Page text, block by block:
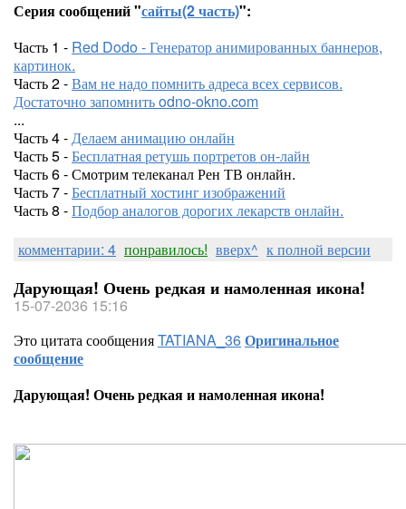
Серия сообщений "сайты(2 часть)":
Часть 1 - Red Dodo - Генератор анимированных баннеров,
картинок.
Часть 2 -Вам не надо помнить адреса всех сервисов.
Достаточно запомнить odno-okno.com
...
Часть 4 -Делаем анимацию онлайн
Часть 5 -Бесплатная ретушь портретов он-лайн
Часть 6 - Смотрим телеканал Рен ТВ онлайн.
Часть 7 -Бесплатный хостинг изображений
Часть 8 -Подбор аналогов дорогих лекарств онлайн.
комментарии: 4 понравилось! вверх^ к полной версии
Дарующая! Очень редкая и намоленная икона!
15-07-2036 15:16
Это цитата сообщенияTATIANA_36Оригинальное
сообщение
Дарующая! Очень редкая и намоленная икона!